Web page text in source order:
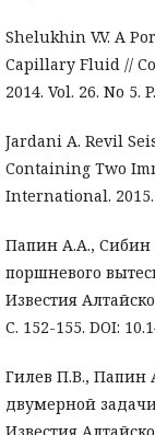
Shelukhin V.V. A
Capillary Fluid //
2014. Vol. 26. No 5.
Jardani A. Revil
Containing Two
International. 2015.
Папин А.А., Сибин
поршневого
Известия
С. 152-155. DOI:
Гилев П.В., Папин
двумерной